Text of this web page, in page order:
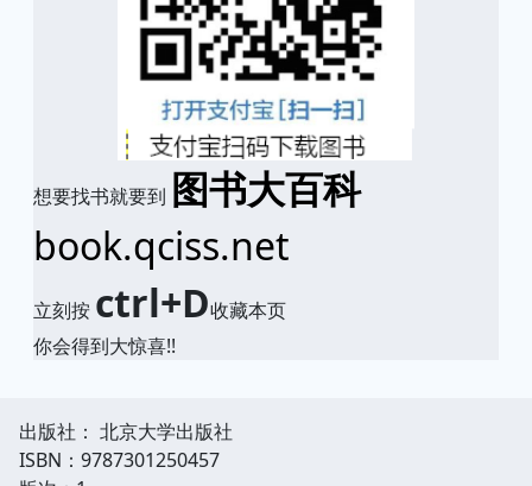
想要找书就要到 图书大百科
book.qciss.net
立刻按 ctrl+D收藏本页
你会得到大惊喜!!
出版社： 北京大学出版社
ISBN：9787301250457